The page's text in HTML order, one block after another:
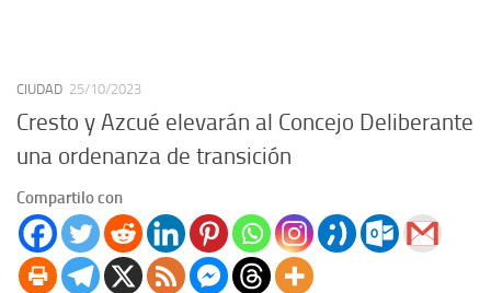
CIUDAD 25/10/2023
Cresto y Azcué elevarán al Concejo Deliberante
una ordenanza de transición
Compartilo con